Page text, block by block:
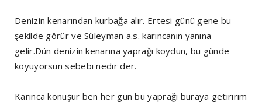
Denizin kenarından kurbağa alır. Ertesi günü gene bu
şekilde görür ve Süleyman a.s. karıncanın yanına
gelir.Dün denizin kenarına yaprağı koydun, bu günde
koyuyorsun sebebi nedir der.
Karınca konuşur ben her gün bu yaprağı buraya getiririm